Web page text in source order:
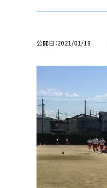
公開日 2021/01/18